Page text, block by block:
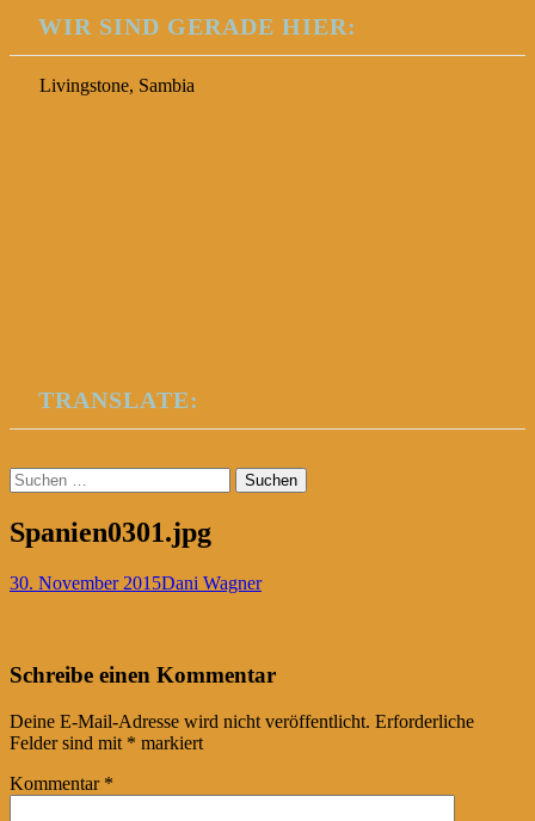
WIR SIND GERADE HIER:
Livingstone, Sambia
TRANSLATE:
Suchen
nach:
Spanien0301.jpg
30. November 2015Dani Wagner
Post
navigation
←
Schreibe einen Kommentar
Deine E-Mail-Adresse wird nicht veröffentlicht. Erforderliche
Felder sind mit * markiert
Kommentar *